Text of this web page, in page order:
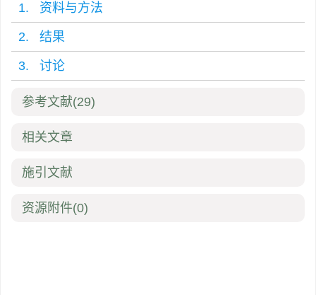
1. 资料与方法
2. 结果
3. 讨论
参考文献(29)
相关文章
施引文献
资源附件(0)